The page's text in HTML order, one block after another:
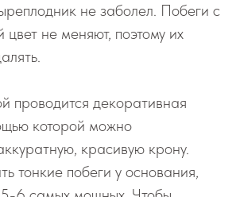
не заболел. Побеги с
цвет не меняют, поэтому их
проводится декоративная
которой можно
красивую крону.
тонкие побеги у основания,